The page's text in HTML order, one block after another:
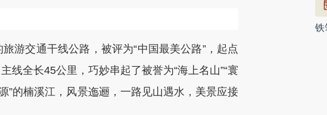
交通干线公路，被评为“中国最美公路”，起点
线全长45公里，巧妙串起了被誉为“海上名山”“寰
”的楠溪江，风景迤逦，一路见山遇水，美景应接
铁